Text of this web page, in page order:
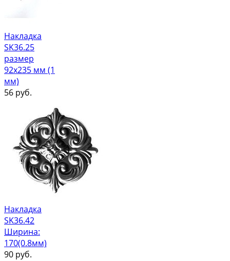
Накладка
SK36.25
размер
92х235 мм (1
мм)
56 руб.
Накладка
SK36.42
Ширина:
170(0.8мм)
90 руб.